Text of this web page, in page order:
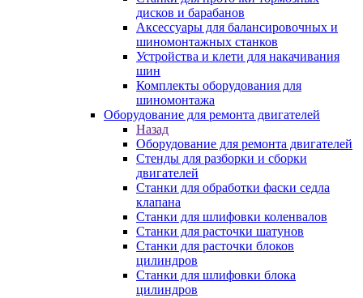
дисков и барабанов
Аксессуары для балансировочных и
шиномонтажных станков
Устройства и клети для накачивания
шин
Комплекты оборудования для
шиномонтажа
Оборудование для ремонта двигателей
Назад
Оборудование для ремонта двигателей
Стенды для разборки и сборки
двигателей
Станки для обработки фаски седла
клапана
Станки для шлифовки коленвалов
Станки для расточки шатунов
Станки для расточки блоков
цилиндров
Станки для шлифовки блока
цилиндров